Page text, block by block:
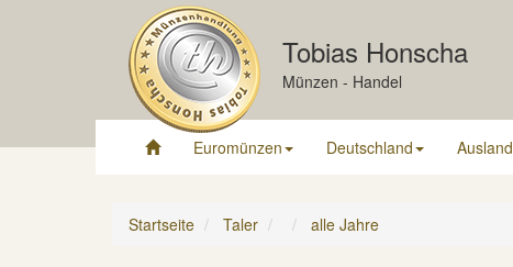
Tobias Honscha
Münzen - Handel
Euromünzen Deutschland Ausland
Startseite Taler alle Jahre